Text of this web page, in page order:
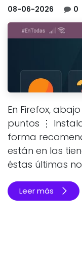
08-06-2026 0
En Firefox,
puntos ⋮ Instalar
forma
están en las
éstas últimas
Leer más